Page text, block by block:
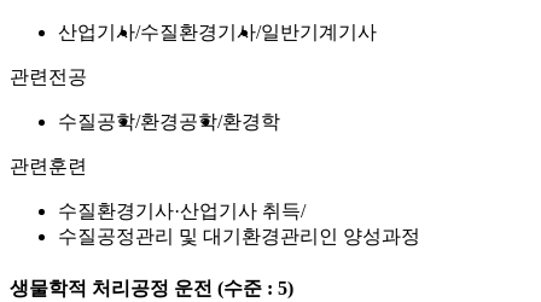
산업기사 수질환경기사 일반기계기사
관련전공
수질공학 환경공학 환경학
관련훈련
수질환경기사·산업기사 취득
수질공정관리 및 대기환경관리인 양성과정
생물학적 처리공정 운전 (수준 : 5)